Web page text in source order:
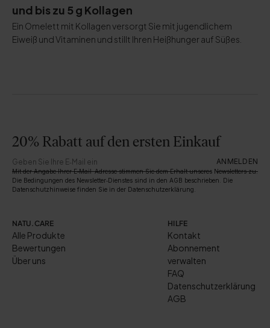
und bis zu 5 g Kollagen
Ein Omelett mit Kollagen versorgt Sie mit jugendlichem
Eiweiß und Vitaminen und stillt Ihren Heißhunger auf Süßes.
NATU.CARE
Alle Produkte
Bewertungen
Über uns
HILFE
Kontakt
Abonnement
verwalten
FAQ
Datenschutzerklärung
AGB
20% Rabatt auf den ersten Einkauf
ANMELDEN
Mit der Angabe Ihrer E‑Mail-Adresse stimmen Sie dem Erhalt unseres Newsletters zu.
Die Bedingungen des Newsletter‑Dienstes sind in den AGB beschrieben. Die
Datenschutzhinweise finden Sie in der Datenschutzerklärung.